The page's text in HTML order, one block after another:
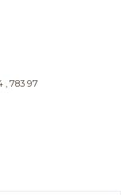
, 783 97